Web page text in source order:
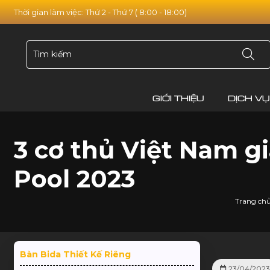
Thời gian làm việc: Thứ 2 - Thứ 7 ( 8:00 - 18:00)
GIỚI THIỆU DỊCH VỤ
3 cơ thủ Việt Nam
Pool 2023
Trang chủ
Bàn Bida Thiết Kế Riêng